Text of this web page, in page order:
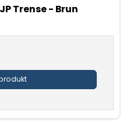
Trense - Brun